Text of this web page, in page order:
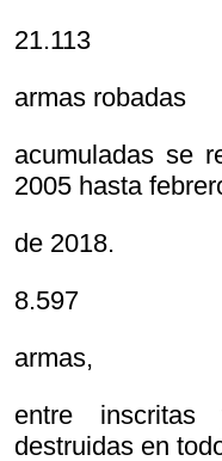
21.113
armas robadas
acumuladas se
2005 hasta
de 2018.
8.597
armas,
entre
destruidas en